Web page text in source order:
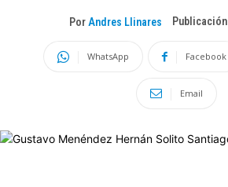
Por Andres Llinares Publicación
WhatsApp Facebook
Email